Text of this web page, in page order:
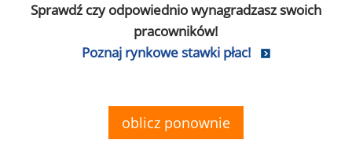
Sprawdź czy odpowiednio wynagradzasz swoich
pracowników!
Poznaj rynkowe stawki płac!
oblicz ponownie